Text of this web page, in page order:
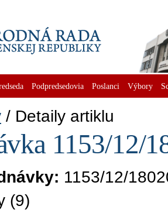
Podpredsedovia Poslanci Výbory
Detaily artiklu
1153/12/
1153/12/
(9)